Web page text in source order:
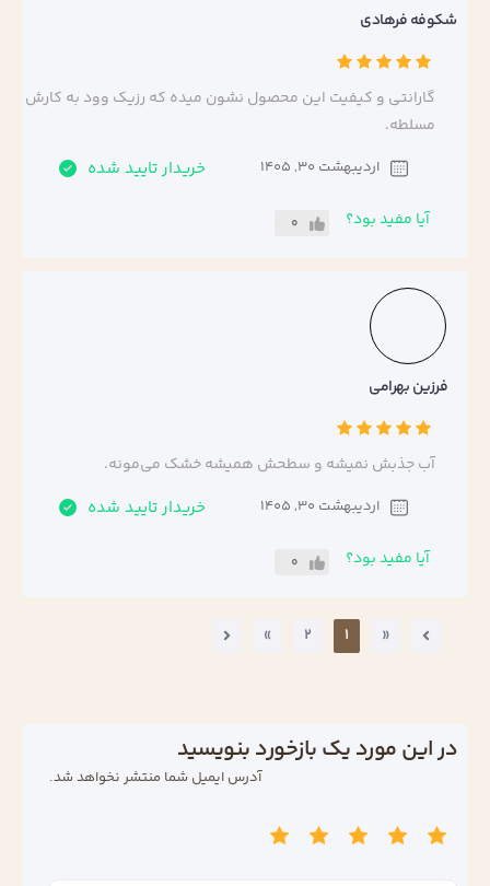
شکوفه فرهادی
گارانتی و کیفیت این محصول نشون میده که رزیک وود به کارش
مسلطه.
اردیبهشت 30, 1405 خریدار تایید شده
آیا مفید بود؟ 0
فرزین بهرامی
آب جذبش نمیشه و سطحش همیشه خشک می‌مونه.
اردیبهشت 30, 1405 خریدار تایید شده
آیا مفید بود؟ 0
«
1
2
»
در این مورد یک بازخورد بنویسید
آدرس ایمیل شما منتشر نخواهد شد.